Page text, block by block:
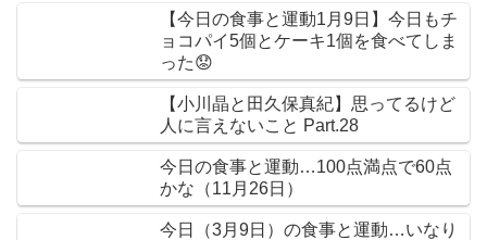
【今日の食事と運動1月9日】今日もチ
ョコパイ5個とケーキ1個を食べてしま
った😟
【小川晶と田久保真紀】思ってるけど
人に言えないこと Part.28
今日の食事と運動…100点満点で60点
かな（11月26日）
今日（3月9日）の食事と運動…いなり